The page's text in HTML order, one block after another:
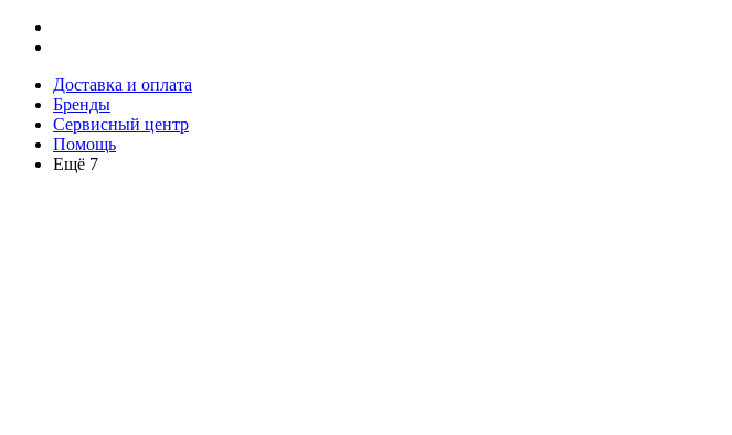
Доставка и оплата
Бренды
Сервисный центр
Помощь
Ещё 7